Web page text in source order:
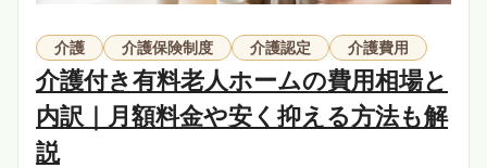
介護 介護保険制度 介護認定 介護費用
介護付き有料老人ホームの費用相場と
内訳｜月額料金や安く抑える方法も解
説